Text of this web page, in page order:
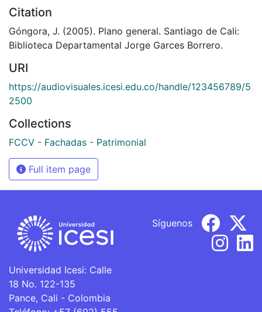
Citation
Góngora, J. (2005). Plano general. Santiago de Cali:
Biblioteca Departamental Jorge Garces Borrero.
URI
https://audiovisuales.icesi.edu.co/handle/123456789/5
2500
Collections
FCCV - Fachadas - Patrimonial
Full item page
Universidad Icesi: Calle
18 No. 122-135
Pance, Cali - Colombia
Síguenos